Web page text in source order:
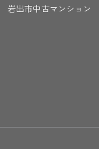
岩出市中古マンション